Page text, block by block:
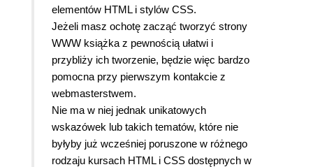
elementów HTML i stylów CSS.
Jeżeli masz ochotę zacząć tworzyć strony
WWW książka z pewnością ułatwi i
przybliży ich tworzenie, będzie więc bardzo
pomocna przy pierwszym kontakcie z
webmasterstwem.
Nie ma w niej jednak unikatowych
wskazówek lub takich tematów, które nie
byłyby już wcześniej poruszone w różnego
rodzaju kursach HTML i CSS dostępnych w